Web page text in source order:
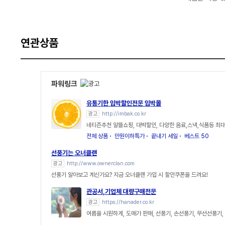
연관상품
파워링크
유통기한 임박할인전문 임박몰
광고 http://imbak.co.kr
네티즌추천 알뜰쇼핑, 대박할인, 다양한 음료,스낵,식품등 최
전체 상품
만원이하특가 끝내기 세일 베스트 50
선풍기는 오너클랜
광고 http://www.ownerclan.com
선풍기 알아보고 계신가요? 지금 오너클랜 가입 시 할인쿠폰을 드려요!
관공서,기업체 대량구매전문
광고 https://hanader.co.kr
여름을 시원하게, 도매가 판매, 선풍기, 손선풍기, 무선선풍기,